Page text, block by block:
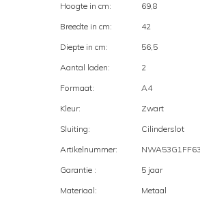
Hoogte in cm:
69,8
Breedte in cm:
42
Diepte in cm:
56,5
Aantal laden:
2
Formaat:
A4
Kleur:
Zwart
Sluiting:
Cilinderslot
Artikelnummer:
Garantie :
5 jaar
Materiaal:
Metaal